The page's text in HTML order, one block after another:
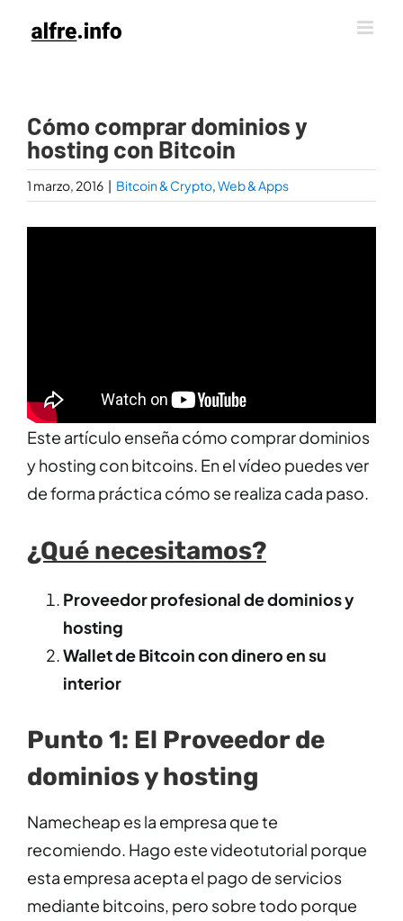
Cómo comprar dominios y
hosting con Bitcoin
1 marzo, 2016 | Bitcoin & Crypto,Web & Apps
Este artículo enseña cómo comprar dominios
y hosting con bitcoins. En el vídeo puedes ver
de forma práctica cómo se realiza cada paso.
¿Qué necesitamos?
Proveedor profesional de dominios y
hosting
Wallet de Bitcoin con dinero en su
interior
Punto 1: El Proveedor de
dominios y hosting
Namecheap es la empresa que te
recomiendo. Hago este videotutorial porque
esta empresa acepta el pago de servicios
mediante bitcoins, pero sobre todo porque